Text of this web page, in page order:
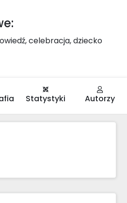
celebracja, dziecko
Statystyki Autorzy